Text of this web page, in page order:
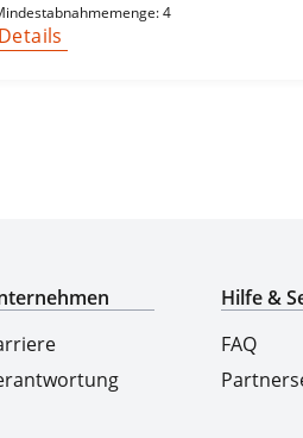
zufrieden? Wir erstatten
zurück – ohne Wenn
4
Details
Hilfe &
FAQ